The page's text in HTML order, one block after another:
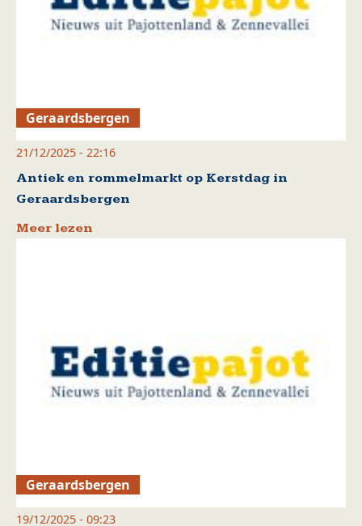
Geraardsbergen
21/12/2025 - 22:16
Antiek en rommelmarkt op Kerstdag in
Geraardsbergen
Meer lezen
Geraardsbergen
19/12/2025 - 09:23